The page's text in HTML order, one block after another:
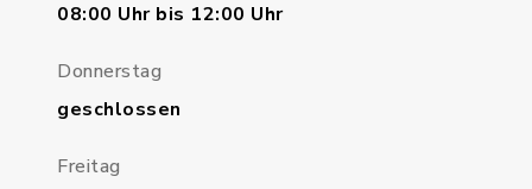
08:00 Uhr bis 12:00 Uhr
Donnerstag
geschlossen
Freitag